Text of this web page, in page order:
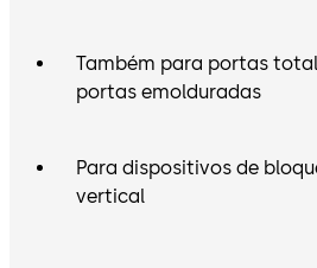
Também para portas
portas emolduradas
Para dispositivos de
vertical